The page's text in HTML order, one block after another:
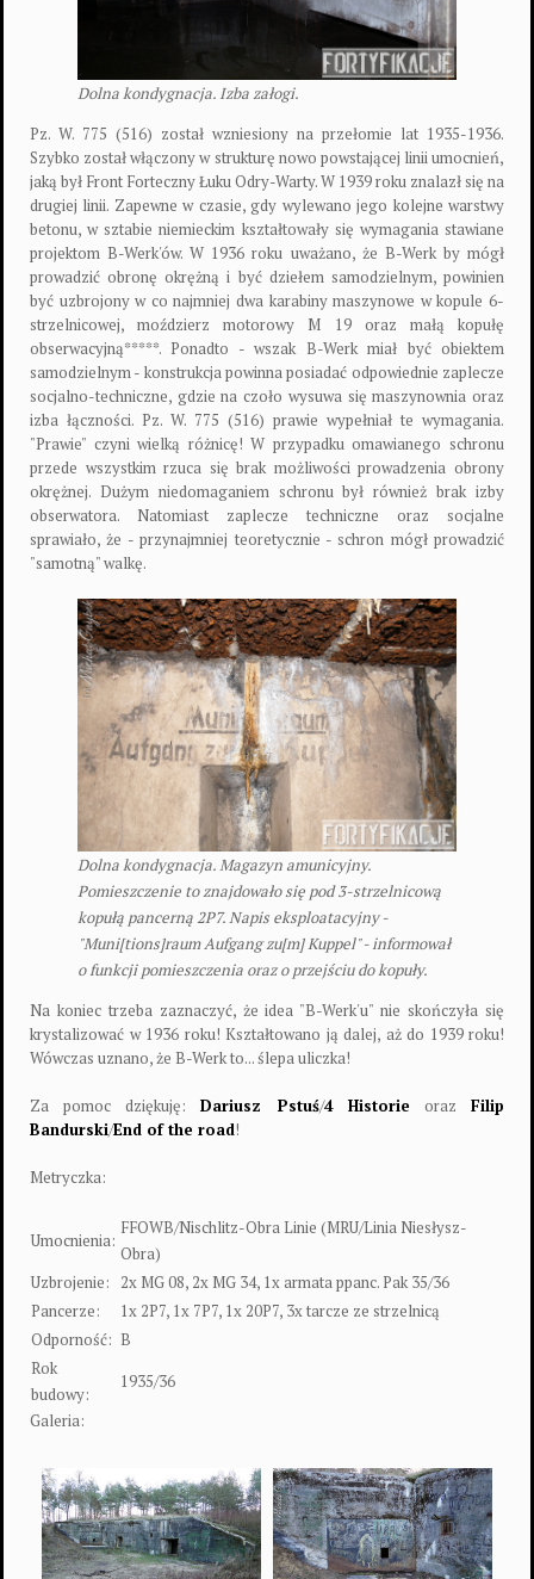
Dolna kondygnacja. Izba załogi.
Pz. W. 775 (516) został wzniesiony na przełomie lat 1935-1936.
Szybko został włączony w strukturę nowo powstającej linii umocnień,
jaką był Front Forteczny Łuku Odry-Warty. W 1939 roku znalazł się na
drugiej linii. Zapewne w czasie, gdy wylewano jego kolejne warstwy
betonu, w sztabie niemieckim kształtowały się wymagania stawiane
projektom B-Werk'ów. W 1936 roku uważano, że B-Werk by mógł
prowadzić obronę okrężną i być dziełem samodzielnym, powinien
być uzbrojony w co najmniej dwa karabiny maszynowe w kopule 6-
strzelnicowej, moździerz motorowy M 19 oraz małą kopułę
obserwacyjną*****. Ponadto - wszak B-Werk miał być obiektem
samodzielnym - konstrukcja powinna posiadać odpowiednie zaplecze
socjalno-techniczne, gdzie na czoło wysuwa się maszynownia oraz
izba łączności. Pz. W. 775 (516) prawie wypełniał te wymagania.
"Prawie" czyni wielką różnicę! W przypadku omawianego schronu
przede wszystkim rzuca się brak możliwości prowadzenia obrony
okrężnej. Dużym niedomaganiem schronu był również brak izby
obserwatora. Natomiast zaplecze techniczne oraz socjalne
sprawiało, że - przynajmniej teoretycznie - schron mógł prowadzić
"samotną" walkę.
Dolna kondygnacja. Magazyn amunicyjny.
Pomieszczenie to znajdowało się pod 3-strzelnicową
kopułą pancerną 2P7. Napis eksploatacyjny -
"Muni[tions]raum Aufgang zu[m] Kuppel" - informował
o funkcji pomieszczenia oraz o przejściu do kopuły.
Na koniec trzeba zaznaczyć, że idea "B-Werk'u" nie skończyła się
krystalizować w 1936 roku! Kształtowano ją dalej, aż do 1939 roku!
Wówczas uznano, że B-Werk to... ślepa uliczka!
Za pomoc dziękuję:Dariusz Pstuś/4 Historie orazFilip
Bandurski/End of the road!
Metryczka:
Umocnienia:
FFOWB/Nischlitz-Obra Linie (MRU/Linia Niesłysz-
Obra)
Uzbrojenie:
2x MG 08, 2x MG 34, 1x armata ppanc. Pak 35/36
Pancerze:
1x 2P7, 1x 7P7, 1x 20P7, 3x tarcze ze strzelnicą
Odporność: B
Rok
budowy:
1935/36
Galeria: